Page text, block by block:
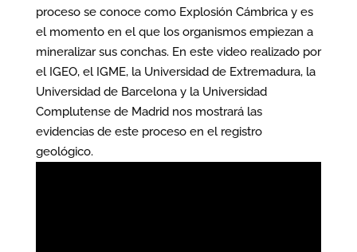
proceso se conoce como Explosión Cámbrica y es
el momento en el que los organismos empiezan a
mineralizar sus conchas. En este video realizado por
el IGEO, el IGME, la Universidad de Extremadura, la
Universidad de Barcelona y la Universidad
Complutense de Madrid nos mostrará las
evidencias de este proceso en el registro
geológico.